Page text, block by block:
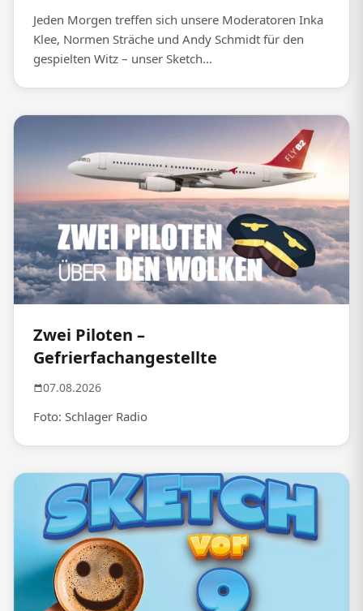
Jeden Morgen treffen sich unsere Moderatoren Inka
Klee, Normen Sträche und Andy Schmidt für den
gespielten Witz – unser Sketch...
Zwei Piloten –
Gefrierfachangestellte
07.08.2026
Foto: Schlager Radio